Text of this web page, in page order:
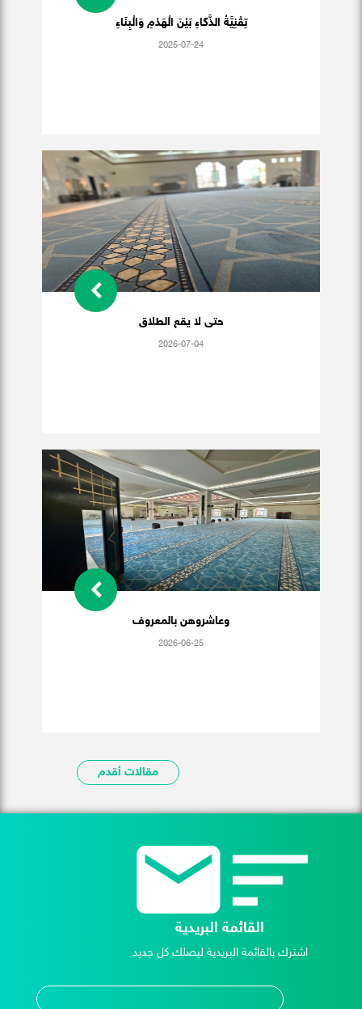
تِقْنِيَّةُ الذَّكَاءِ بَيْنَ الْهَدْمِ وَالْبِنَاءِ
2025-07-24
حتى لا يقع الطلاق
2026-07-04
وعاشروهن بالمعروف
2026-06-25
مقالات أقدم
القائمة البريدية
اشترك بالقائمة البريدية ليصلك كل جديد